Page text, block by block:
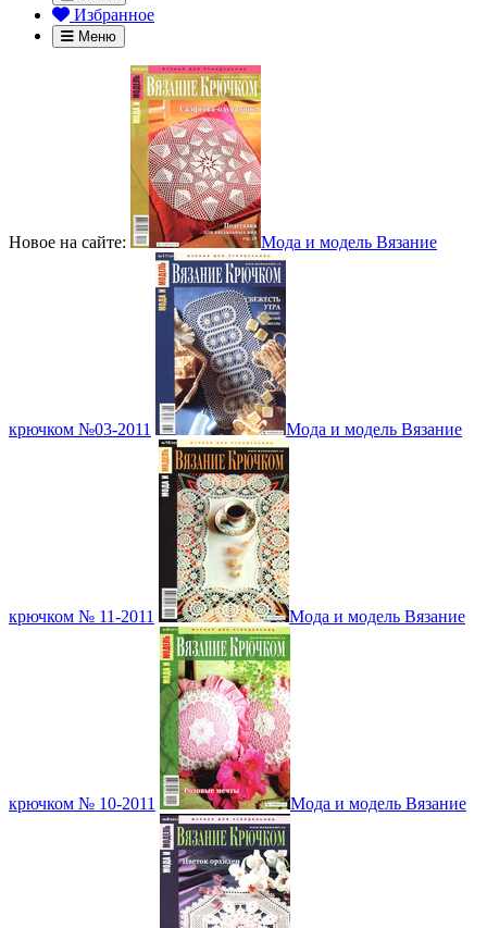
Избранное
Меню
Новое на сайте: Мода и модель Вязание
крючком №03-2011 Мода и модель Вязание
крючком № 11-2011 Мода и модель Вязание
крючком № 10-2011 Мода и модель Вязание